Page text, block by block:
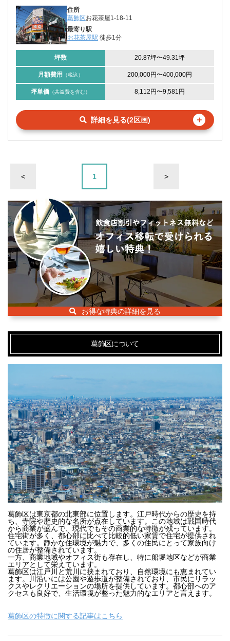
住所
葛飾区お花茶屋1-18-11
最寄り駅
お花茶屋駅 徒歩1分
坪数 20.87坪〜49.31坪
月額費用 （税込） 200,000円〜400,000円
坪単価 （共益費を含む） 8,112円〜9,581円
詳細を見る(2区画) ＋
< 1 >
お得な特典の詳細を見る
葛飾区について
葛飾区は東京都の北東部に位置します。江戸時代からの歴史を持
ち、寺院や歴史的な名所が点在しています。この地域は戦国時代
から商業が盛んで、現代でもその商業的な特徴が残っています。
住宅街が多く、都心部に比べて比較的低い家賃で住宅が提供され
ています。静かな住環境が魅力で、多くの住民にとって家族向け
の住居が整備されています。
一方、商業地域やオフィス街も存在し、特に船堀地区などが商業
エリアとして栄えています。
葛飾区は江戸川と荒川に挟まれており、自然環境にも恵まれてい
ます。川沿いには公園や遊歩道が整備されており、市民にリラッ
クスやレクリエーションの場所を提供しています。都心部へのア
クセスも良好で、生活環境が整った魅力的なエリアと言えます。
葛飾区の特徴に関する記事はこちら